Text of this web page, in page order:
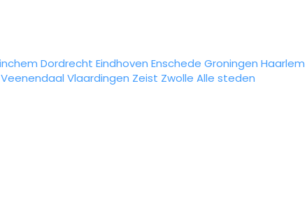
Dordrecht Eindhoven Enschede Groningen Haarlem
Veenendaal Vlaardingen Zeist Zwolle Alle steden